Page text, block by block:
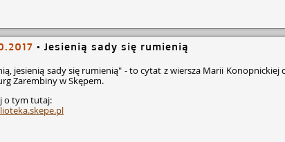
• Jesienią sady się rumienią
jesienią sady się rumienią" - to cytat z wiersza Marii
Zarembiny w Skępem.
o tym tutaj: